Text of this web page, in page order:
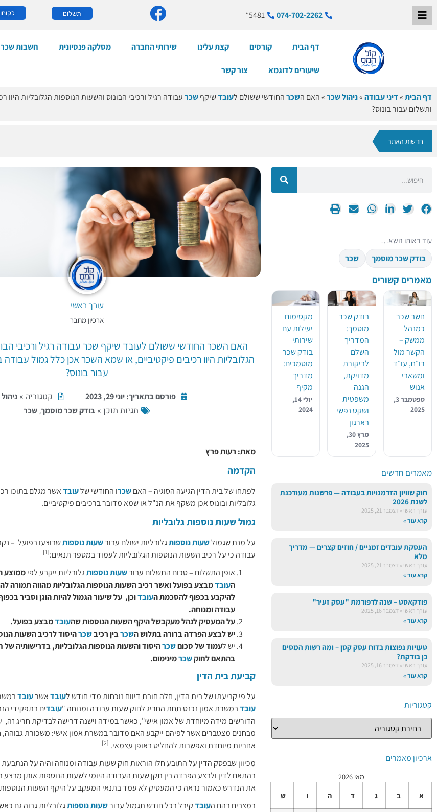
074-702-2262
5481* תשלום
דף הבית קורסים קצת עלינו שירותי החברה מסלקה פנסיונית חשבות שכר
שיעורים לדוגמא צור קשר
דף הבית»דיני עבודה»ניהול שכר»האם השכרהחודשי ששולם לעובדשיקףשכרעבודה רגיל ורכיבי הבונוס והשעות הנוספות הגלובליות היוו
ותשלום עבור בונוס?
חדשות האתר
עוד באותו נושא…
בודק שכר מוסמך שכר
מאמרים קשורים
חשב שכר
כמנהל
ממשק –
הקשר מול
רו״ח, עו״ד
ומשאבי
אנוש
ספטמבר 3,
2025
בודק שכר
מוסמך:
המדריך
השלם
לביקורת
מדויקת,
הגנה
משפטית
ושקט נפשי
בארגון
מרץ 30,
2025
מקסימום
יעילות עם
שירותי
בודק שכר
מוסמכים:
מדריך
מקיף
יולי 14,
2024
מאמרים חדשים
חוק שוויון הזדמנויות בעבודה — פרשנות מעודכנת
לשנת 2026
עורך ראשי
דצמבר 21, 2025
קרא עוד »
העסקת עובדים זמניים / חוזים קצרים — מדריך
מלא
עורך ראשי
דצמבר 21, 2025
קרא עוד »
פודקאסט – שנה לרפורמת "עסק זעיר"
עורך ראשי
דצמבר 16, 2025
קרא עוד »
טעויות נפוצות בדוח עסק קטן – ומה רשות המסים
כן בודקת?
עורך ראשי
דצמבר 16, 2025
קרא עוד »
קטגוריות
ארכיון מאמרים
מאי 2026
א
ב ג ד ה ו ש
עורך ראשי
ארכיון מחבר
האם השכר החודשי ששולם לעובד שיקף שכר עבודה רגיל ורכיבי
הגלובליות היוו רכיבים פיקטיביים, או שמא השכר אכן כלל גמול
עבור בונוס?
פורסם בתאריך:יוני 29, 2023 קטגוריה »
תגיות תוכן » בודק שכר מוסמך,שכר
מאת: רעות פרץ
הקדמה
לפתחו של בית הדין הגיעה הסוגיה – האםשכרו החודשי שלעובדאשר מגלם בתוכו
גלובליות ובונוס אכן משקף את הנ"ל או שמא מדובר ברכיבים פיקטיביים.
גמול שעות נוספות גלובליות
על מנת שגמולשעות נוספותגלובליות ישולם עבורשעות נוספותשבוצעו בפועל –
עבודה כי על רכיב השעות הנוספות הגלובליות לעמוד במספר תנאים:[1]
אופן התשלום –סכום התשלום עבורשעות נוספותגלובליות ייקבע לפיממוצע
העובדמבצע בפועל ואשר רכיב השעות הנוספות הגלובליות מהווה תמורה
להיקבע בכפוף להסכמת העובדוכן, על שיעור הגמול להיות הוגן וסביר
עבודה ומנוחה.
על המעסיק לנהל מעקבשל היקף השעות הנוספות שהעובדמבצע בפועל.
יש לבצע הפרדה ברורה בתלוש השכרבין רכיבשכרהיסוד לרכיב השעות
יש לעמוד של סכוםשכרהיסוד והשעות הנוספות הגלובליות, בדרישותיה
בהתאם לחוקשכרמינימום.
קביעת בית הדין
על פי קביעתו של בית הדין, חלה חובת דיווח נוכחות מדי חודש לעובדאשרעובד
עובדבמשרת אמון נכנס תחת החריג לחוק שעות עבודה ומנוחה "עובדים בתפקידי
הדורשים מידה מיוחדת של אמון אישי", כאשר במידה וישנה דרישה לבדיקת חריג
מבחנים מצטברים אשר לפיהם ייקבע האם מדובר במשרת אמון אישי: משכורת
אחריות מיוחדת ואפשרות להחליט באופן עצמאי. [2]
מכיוון שבפסק הדין על התובע חלו הוראות חוק שעות עבודה ומנוחה והיה על הנתבעת
בהתאם לדין ולבצע הפרדה בין תקן שעות העבודה היומי לשעות הנוספות אותן מבצע
את הנדרש כאמור נראה כי המעסיק לא עמד בתנאי המעקב על היקף השעות
במצבים בהם העובדקיבל בכל חודש תגמול עבורשעות נוספותגלובליות גבוה גם